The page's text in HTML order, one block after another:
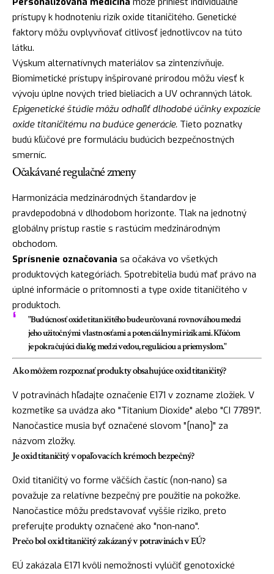
prístupy k hodnoteniu rizík oxide titaničitého. Genetické
faktory môžu ovplyvňovať citlivosť jednotlivcov na túto
látku.
Výskum alternatívnych materiálov sa zintenzívňuje.
Biomimetické prístupy inšpirované prírodou môžu viesť k
vývoju úplne nových tried bieliacich a UV ochranných látok.
Epigenetické štúdie môžu odhaľiť dlhodobé účinky expozície
oxide titaničitému na budúce generácie. Tieto poznatky
budú kľúčové pre formuláciu budúcich bezpečnostných
smerníc.
Očakávané regulačné zmeny
Harmonizácia medzinárodných štandardov je
pravdepodobná v dlhodobom horizonte. Tlak na jednotný
globálny prístup rastie s rastúcim medzinárodným
obchodom.
Sprísnenie označovania sa očakáva vo všetkých
produktových kategóriách. Spotrebitelia budú mať právo na
úplné informácie o prítomnosti a type oxide titaničitého v
produktoch.
"Budúcnosť oxide titaničitého bude určovaná rovnováhou medzi
jeho užitočnými vlastnosťami a potenciálnymi rizikami. Kľúčom
je pokračujúci dialóg medzi vedou, reguláciou a priemyslom."
Ako môžem rozpoznať produkty obsahujúce oxid titaničitý?
V potravinách hľadajte označenie E171 v zozname zložiek. V
kozmetike sa uvádza ako "Titanium Dioxide" alebo "CI 77891".
Nanočastice musia byť označené slovom "[nano]" za
názvom zložky.
Je oxid titaničitý v opaľovacích krémoch bezpečný?
Oxid titaničitý vo forme väčších častíc (non-nano) sa
považuje za relatívne bezpečný pre použitie na pokožke.
Nanočastice môžu predstavovať vyššie riziko, preto
preferujte produkty označené ako "non-nano".
Prečo bol oxid titaničitý zakázaný v potravinách v EÚ?
EÚ zakázala E171 kvôli nemožnosti vylúčiť genotoxické